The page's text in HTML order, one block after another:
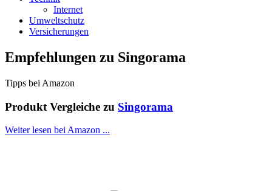
Internet
Umweltschutz
Versicherungen
Empfehlungen zu Singorama
Tipps bei Amazon
Produkt Vergleiche zu Singorama
Weiter lesen bei Amazon ...